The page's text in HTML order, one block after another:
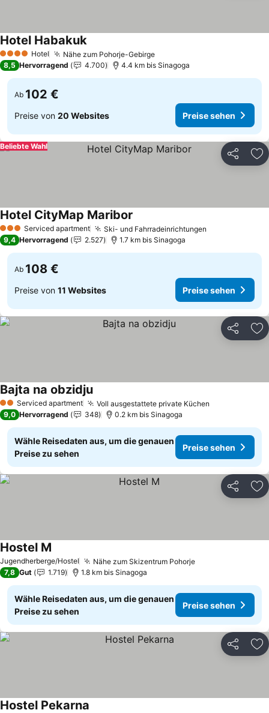
4 Sterne Hotel Nähe zum Pohorje-GebirgePreise sehen
Hotel HabakukPreise sehen
8,5 Hervorragend 4.700 4.4 km bis Sinagoga
Ab 102 €
Preise von 20 Websites Preise sehen
Teilen
Beliebte Wahl
3 SterneServiced apartment Ski- und Fahrradeinrichtungen
Hotel CityMap Maribor
9,4 Hervorragend 2.527 1.7 km bis Sinagoga
Ab 108 €
Preise von 11 Websites Preise sehen
Teilen
2 SterneServiced apartment Voll ausgestattete private Küchen
Bajta na obzidjuPreise sehen
9,0 Hervorragend 348 0.2 km bis Sinagoga
Wähle Reisedaten aus, um die genauen
Preise zu sehen
Preise sehen
Teilen
Jugendherberge/Hostel Nähe zum Skizentrum PohorjePreise sehen
Hostel M
7,8 Gut 1.719 1.8 km bis Sinagoga
Wähle Reisedaten aus, um die genauen
Preise zu sehen
Preise sehen
Teilen
Hostel Pekarna